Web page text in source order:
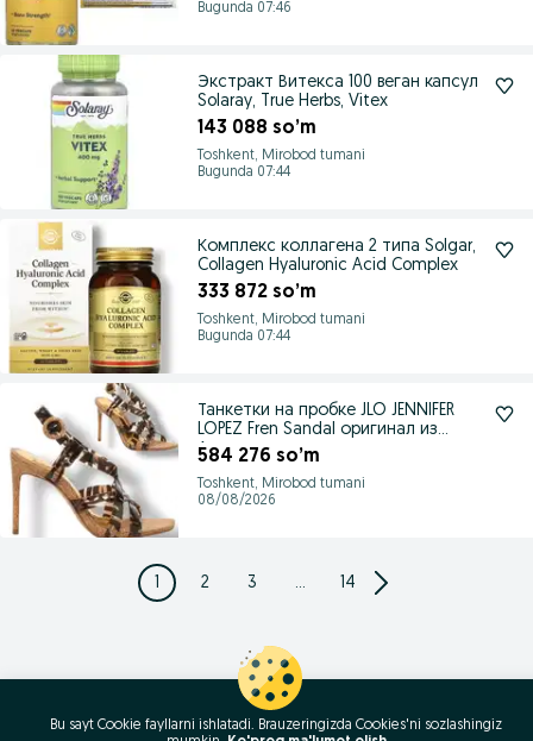
Bugunda 07:46
Экстракт Витекса 100 веган капсул
Solaray, True Herbs, Vitex
143 088 so’m
Toshkent, Mirobod tumani
Bugunda 07:44
Комплекс коллагена 2 типа Solgar,
Collagen Hyaluronic Acid Complex
333 872 so’m
Toshkent, Mirobod tumani
Bugunda 07:44
Танкетки на пробке JLO JENNIFER
LOPEZ Fren Sandal оригинал из
Америки
584 276 so’m
Toshkent, Mirobod tumani
08/08/2026
1 2 3 ... 14
Bu sayt Cookie fayllarni ishlatadi. Brauzeringizda Cookies'ni sozlashingiz